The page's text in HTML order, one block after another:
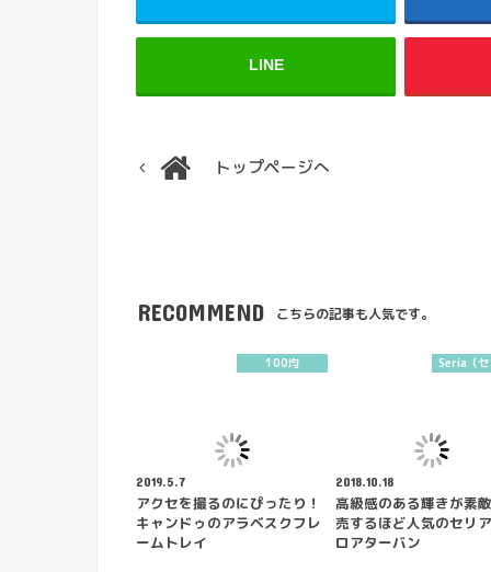
LINE
トップページへ
RECOMMEND こちらの記事も人気です。
100均
2019.5.7
アクセを撮るのにぴったり！
キャンドゥのアラベスクフレ
ームトレイ
Seria（セ
2018.10.18
高級感のある輝きが素
売するほど人気のセリ
ロアターバン